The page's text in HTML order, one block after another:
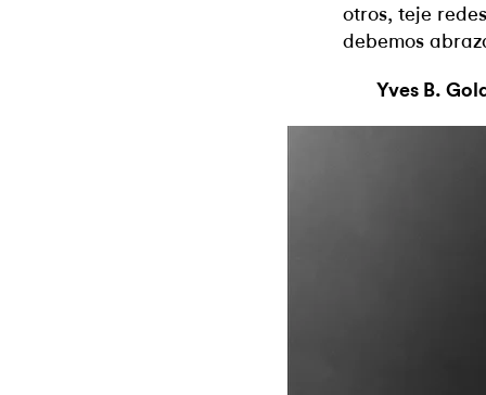
otros, teje
debemos
Yves B.